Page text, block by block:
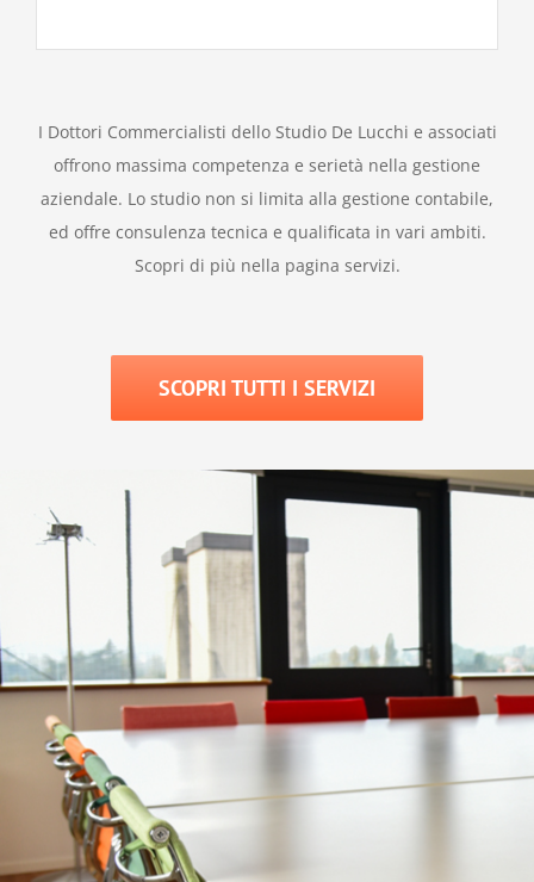
I Dottori Commercialisti dello Studio De Lucchi e associati
offrono massima competenza e serietà nella gestione
aziendale. Lo studio non si limita alla gestione contabile,
ed offre consulenza tecnica e qualificata in vari ambiti.
Scopri di più nella pagina servizi.
SCOPRI TUTTI I SERVIZI